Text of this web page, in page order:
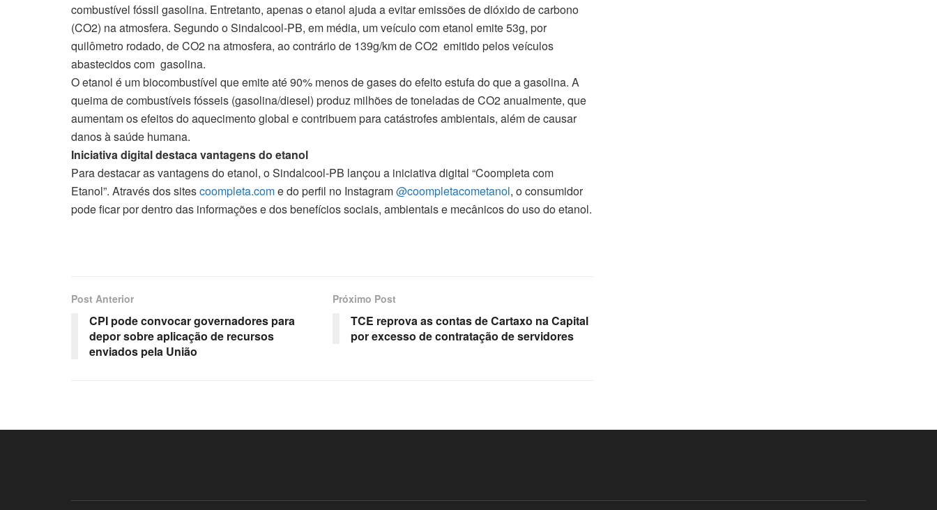
combustível fóssil gasolina. Entretanto, apenas o etanol ajuda a evitar emissões de dióxido de carbono
(CO2) na atmosfera. Segundo o Sindalcool-PB, em média, um veículo com etanol emite 53g, por
quilômetro rodado, de CO2 na atmosfera, ao contrário de 139g/km de CO2 emitido pelos veículos
abastecidos com gasolina.
O etanol é um biocombustível que emite até 90% menos de gases do efeito estufa do que a gasolina. A
queima de combustíveis fósseis (gasolina/diesel) produz milhões de toneladas de CO2 anualmente, que
aumentam os efeitos do aquecimento global e contribuem para catástrofes ambientais, além de causar
danos à saúde humana.
Iniciativa digital destaca vantagens do etanol
Para destacar as vantagens do etanol, o Sindalcool-PB lançou a iniciativa digital “Coompleta com
Etanol”. Através dos sitescoompleta.come do perfil no Instagram@coompletacometanol, o consumidor
pode ficar por dentro das informações e dos benefícios sociais, ambientais e mecânicos do uso do etanol.
Post Anterior
CPI pode convocar governadores para
depor sobre aplicação de recursos
enviados pela União
Próximo Post
TCE reprova as contas de Cartaxo na Capital
por excesso de contratação de servidores